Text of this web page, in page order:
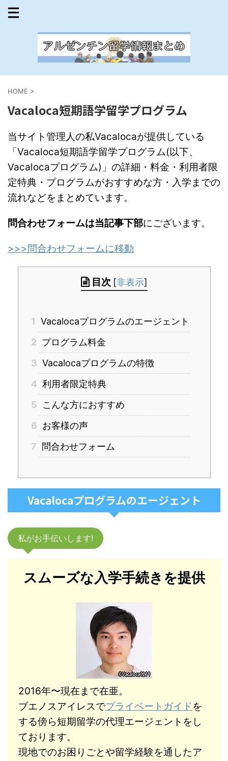
HOME >
Vacaloca短期語学留学プログラム
当サイト管理人の私Vacalocaが提供している
「Vacaloca短期語学留学プログラム(以下、
Vacalocaプログラム)」の詳細・料金・利用者限
定特典・プログラムがおすすめな方・入学までの
流れなどをまとめています。
問合わせフォームは当記事下部にございます。
>>>問合わせフォームに移動
目次 [非表示]
1 Vacalocaプログラムのエージェント
2 プログラム料金
3 Vacalocaプログラムの特徴
4 利用者限定特典
5
こんな方におすすめ
6 お客様の声
7
問合わせフォーム
Vacalocaプログラムのエージェント
私がお手伝いします!
スムーズな入学手続きを提供
2016年〜現在まで在亜。
ブエノスアイレスでプライベートガイドを
する傍ら短期留学の代理エージェントをし
ております。
現地でのお困りごとや留学経験を通したア